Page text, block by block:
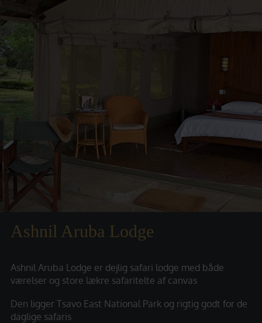
Ashnil Aruba Lodge
Ashnil Aruba Lodge er dejlig safari lodge med både
værelser og store lækre safaritelte af canvas
Den ligger Tsavo East National Park og rigtig godt for de
daglige safaris